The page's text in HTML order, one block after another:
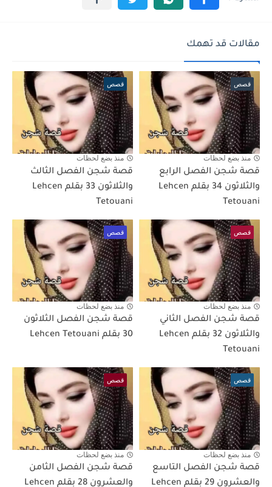
مقالات قد تهمك
قصص
منذ بضع لحظات
قصة شجن الفصل الرابع
والثلاثون 34 بقلم Lehcen
Tetouani
قصص
منذ بضع لحظات
قصة شجن الفصل الثالث
والثلاثون 33 بقلم Lehcen
Tetouani
قصص
منذ بضع لحظات
قصة شجن الفصل الثاني
والثلاثون 32 بقلم Lehcen
Tetouani
قصص
منذ بضع لحظات
قصة شجن الفصل الثلاثون
30 بقلم Lehcen Tetouani
قصص
منذ بضع لحظات
قصة شجن الفصل التاسع
والعشرون 29 بقلم Lehcen
قصص
منذ بضع لحظات
قصة شجن الفصل الثامن
والعشرون 28 بقلم Lehcen